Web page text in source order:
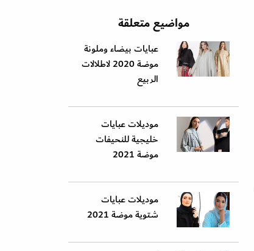
مواضيع متعلقة
عبايات بيضاء وملونة
موضة 2020 لاطلالات
الربيع
موديلات عبايات
خليجية للنحيفات
موضة 2021
موديلات عبايات
شتوية موضة 2021